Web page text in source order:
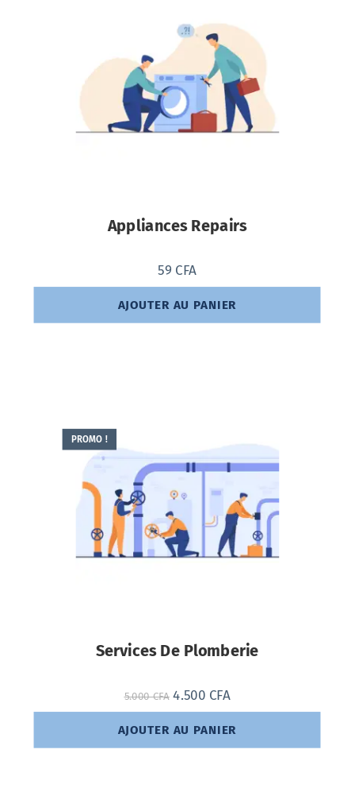
Appliances Repairs
59 CFA
AJOUTER AU PANIER
PROMO !
Services De Plomberie
5.000CFA 4.500 CFA
AJOUTER AU PANIER